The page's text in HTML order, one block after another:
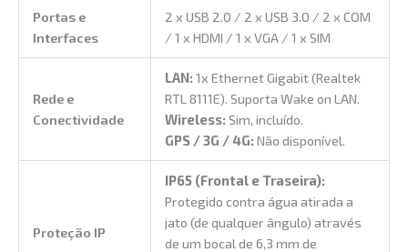
Portas e
Interfaces
2 x USB 2.0 / 2 x USB 3.0 / 2 x COM
/ 1 x HDMI / 1 x VGA / 1 x SIM
Rede e
Conectividade
LAN:1x Ethernet Gigabit (Realtek
RTL 8111E). Suporta Wake on LAN.
Wireless:Sim, incluído.
GPS / 3G / 4G:Não disponível.
Proteção IP
IP65 (Frontal e Traseira):
Protegido contra água atirada a
jato (de qualquer ângulo) através
de um bocal de 6,3 mm de